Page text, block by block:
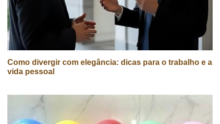
Como divergir com elegância: dicas para o trabalho e a
vida pessoal